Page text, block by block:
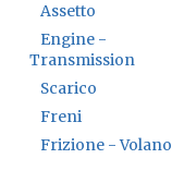
Assetto
Engine -
Transmission
Scarico
Freni
Frizione - Volano